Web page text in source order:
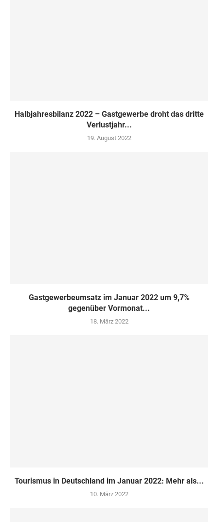
Halbjahresbilanz 2022 – Gastgewerbe droht das dritte
Verlustjahr...
19. August 2022
Gastgewerbeumsatz im Januar 2022 um 9,7%
gegenüber Vormonat...
18. März 2022
Tourismus in Deutschland im Januar 2022: Mehr als...
10. März 2022